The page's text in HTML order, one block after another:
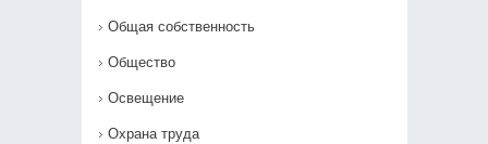
Общая собственность
Общество
Освещение
Охрана труда